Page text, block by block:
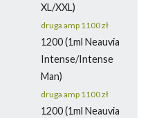
XL/XXL)
druga amp 1100 zł
1200 (1ml Neauvia
Intense/Intense
Man)
druga amp 1100 zł
1200 (1ml Neauvia